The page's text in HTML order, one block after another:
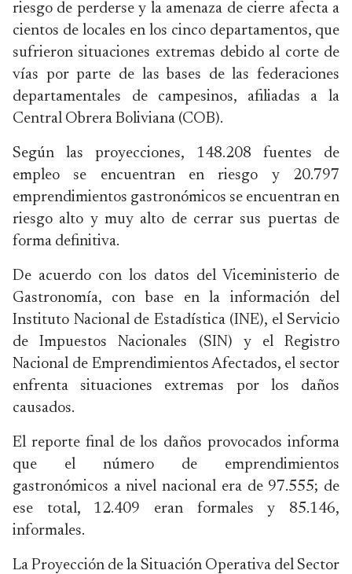
riesgo de perderse y la amenaza de cierre afecta a
cientos de locales en los cinco departamentos, que
sufrieron situaciones extremas debido al corte de
vías por parte de las bases de las federaciones
departamentales de campesinos, afiliadas a la
Central Obrera Boliviana (COB).
Según las proyecciones, 148.208 fuentes de
empleo se encuentran en riesgo y 20.797
emprendimientos gastronómicos se encuentran en
riesgo alto y muy alto de cerrar sus puertas de
forma definitiva.
De acuerdo con los datos del Viceministerio de
Gastronomía, con base en la información del
Instituto Nacional de Estadística (INE), el Servicio
de Impuestos Nacionales (SIN) y el Registro
Nacional de Emprendimientos Afectados, el sector
enfrenta situaciones extremas por los daños
causados.
El reporte final de los daños provocados informa
que el número de emprendimientos
gastronómicos a nivel nacional era de 97.555; de
ese total, 12.409 eran formales y 85.146,
informales.
La Proyección de la Situación Operativa del Sector